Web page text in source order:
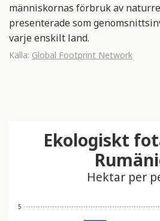
människornas förbruk av
presenterade som
varje enskilt land.
Källa: Global Footprint Network
5
Ekologiskt
Hektar per